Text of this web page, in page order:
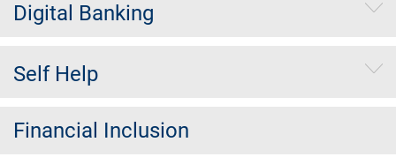
Digital Banking
Self Help
Financial Inclusion